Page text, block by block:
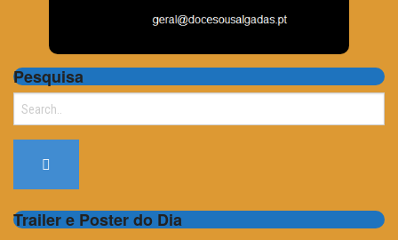
Pesquisa
Search
Trailer e Poster do Dia